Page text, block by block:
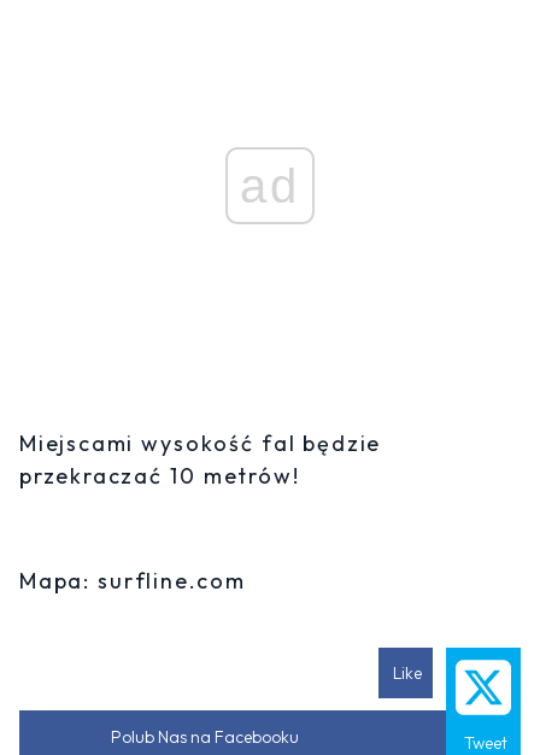
ad
Miejscami wysokość fal będzie
przekraczać 10 metrów!
Mapa: surfline.com
Like
Tweet
Polub Nas na Facebooku